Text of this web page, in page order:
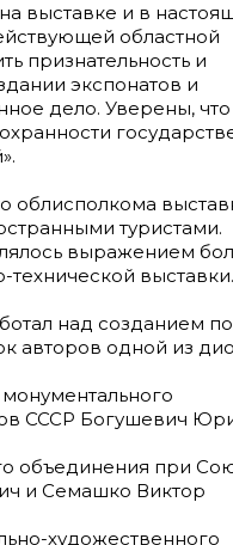
выставке и в
областной
признательность и
экспонатов и
дело. Уверены, что
облисполкома
туристами.
выражением
выставки.
над созданием
авторов одной из
СССР Богушевич
объединения при
и Семашко Виктор
художественного